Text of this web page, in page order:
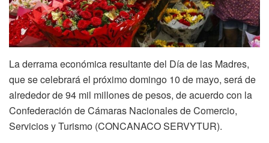
La derrama económica resultante del Día de las Madres,
que se celebrará el próximo domingo 10 de mayo, será de
alrededor de 94 mil millones de pesos, de acuerdo con la
Confederación de Cámaras Nacionales de Comercio,
Servicios y Turismo (CONCANACO SERVYTUR).